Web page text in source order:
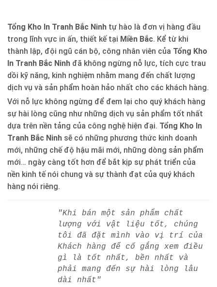
Tổng Kho In Tranh Bắc Ninh tự hào là đơn vị hàng đầu
trong lĩnh vực in ấn, thiết kế tại Miền Bắc. Kể từ khi
thành lập, đội ngũ cán bộ, công nhân viên của Tổng Kho
In Tranh Bắc Ninh đã không ngừng nỗ lực, tích cực trau
dồi kỹ năng, kinh nghiệm nhằm mang đến chất lượng
dịch vụ và sản phẩm hoàn hảo nhất cho các khách hàng.
Với nỗ lực không ngừng để đem lại cho quý khách hàng
sự hài lòng cũng như những dịch vụ sản phẩm tốt nhất
dựa trên nền tảng của công nghệ hiện đại. Tổng Kho In
Tranh Bắc Ninh sẽ có những phương thức kinh doanh
mới, những chế độ hậu mãi mới, những dòng sản phẩm
mới… ngày càng tốt hơn để bắt kịp sự phát triển của
nền kinh tế nói chung và sự thành đạt của quý khách
hàng nói riêng.
"Khi bán một sản phẩm chất
lượng với vật liệu tốt, chúng
tôi đã đặt mình vào vị trí của
Khách hàng để cố gắng xem điều
gì là tốt nhất, bền nhất và
phải mang đến sự hài lòng lâu
dài nhất"